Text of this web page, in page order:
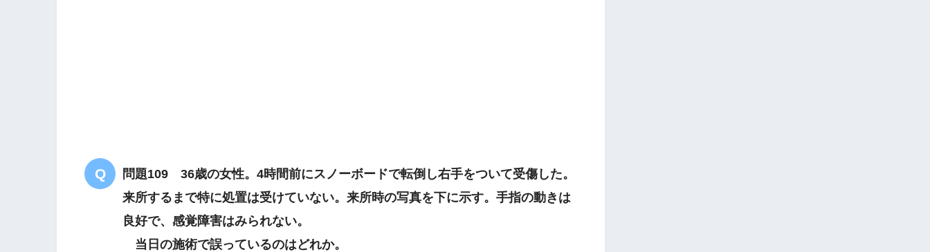
問題109 36歳の女性。4時間前にスノーボードで転倒し右手をついて受傷した。
来所するまで特に処置は受けていない。来所時の写真を下に示す。手指の動きは
良好で、感覚障害はみられない。
当日の施術で誤っているのはどれか。